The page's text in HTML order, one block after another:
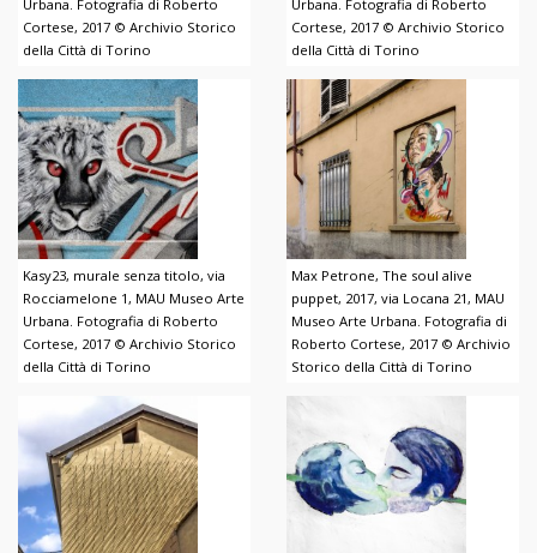
Urbana. Fotografia di Roberto
Cortese, 2017 © Archivio Storico
della Città di Torino
Urbana. Fotografia di Roberto
Cortese, 2017 © Archivio Storico
della Città di Torino
Kasy23, murale senza titolo, via
Rocciamelone 1, MAU Museo Arte
Urbana. Fotografia di Roberto
Cortese, 2017 © Archivio Storico
della Città di Torino
Max Petrone, The soul alive
puppet, 2017, via Locana 21, MAU
Museo Arte Urbana. Fotografia di
Roberto Cortese, 2017 © Archivio
Storico della Città di Torino